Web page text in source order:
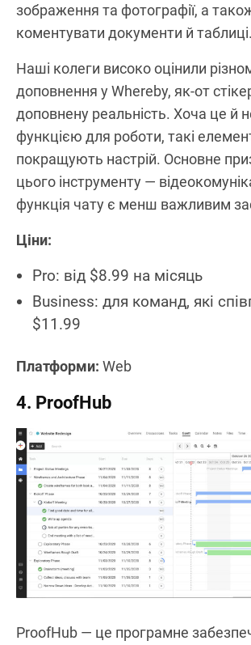
зображення та фотографії, а
коментувати документи й таблиці.
Наші колеги високо оцінили
доповнення у Whereby, як-от
доповнену реальність. Хоча це й
функцією для роботи, такі
покращують настрій. Основне
цього інструменту —
функція чату є менш важливим
Ціни:
Pro: від $8.99 на місяць
Business: для команд, які
$11.99
Платформи: Web
4. ProofHub
ProofHub — це програмне